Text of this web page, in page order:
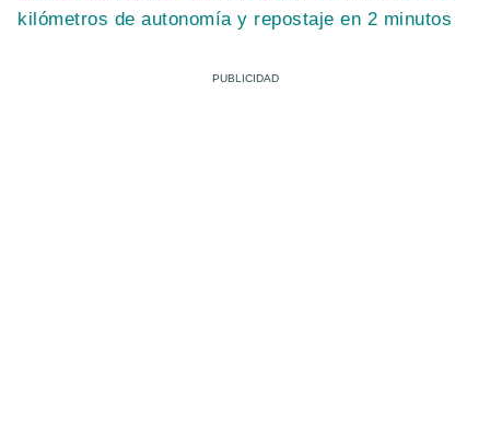
kilómetros de autonomía y repostaje en 2 minutos